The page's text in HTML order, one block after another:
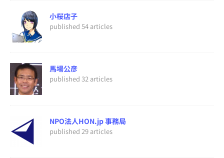
小桜店子
published 54 articles
馬場公彦
published 32 articles
NPO法人HON.jp 事務局
published 29 articles